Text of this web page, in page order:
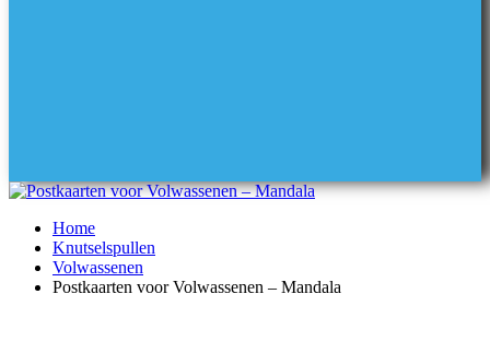
Home
Knutselspullen
Volwassenen
Postkaarten voor Volwassenen – Mandala